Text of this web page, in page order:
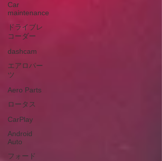
Car
maintenance
ドライブレ
コーダー
dashcam
エアロパー
ツ
Aero Parts
ロータス
CarPlay
Android
Auto
フォード